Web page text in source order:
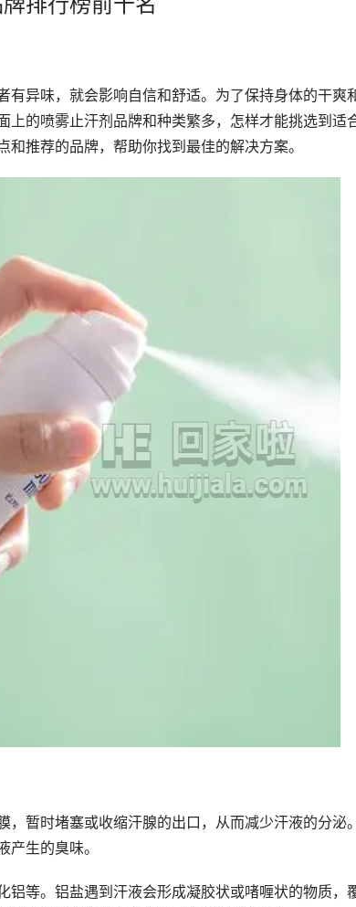
异味，就会影响自信和舒适。为了保持身体的干爽
的喷雾止汗剂品牌和种类繁多，怎样才能挑选到适
推荐的品牌，帮助你找到最佳的解决方案。
暂时堵塞或收缩汗腺的出口，从而减少汗液的分泌
生的臭味。
等。铝盐遇到汗液会形成凝胶状或啫喱状的物质，